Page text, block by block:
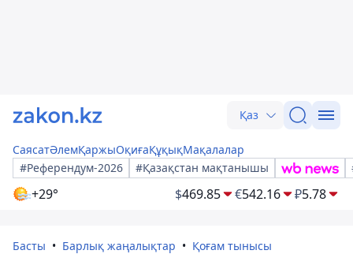
Қаз
СаясатӘлемҚаржыОқиғаҚұқықМақалалар
#Референдум-2026
#Қазақстан мақтанышы
+29° $469.85 €542.16 ₽5.78
Басты Барлық жаңалықтар Қоғам тынысы